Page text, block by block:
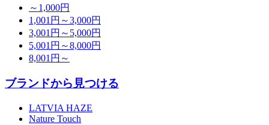
～1,000円
1,001円～3,000円
3,001円～5,000円
5,001円～8,000円
8,001円～
ブランドから見つける
LATVIA HAZE
Nature Touch